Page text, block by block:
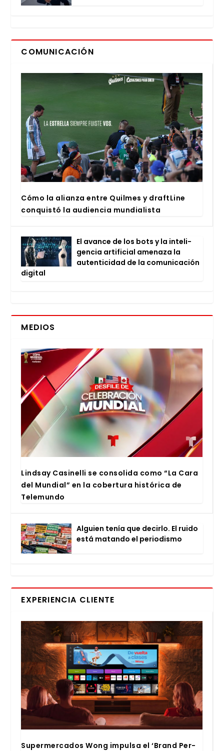
COMUNICACIÓN
Cómo la alian­za entre Quil­mes y draftLi­ne
con­quis­tó la audien­cia mun­dia­lis­ta
El avan­ce de los bots y la inte­li­
gen­cia arti­fi­cial ame­na­za la
auten­ti­ci­dad de la comu­ni­ca­ción
digi­tal
MEDIOS
Lind­say Casi­ne­lli se con­so­li­da como “La Cara
del Mun­dial” en la cober­tu­ra his­tó­ri­ca de
Tele­mun­do
Alguien tenía que decir­lo. El rui­do
está matan­do el perio­dis­mo
EXPERIENCIA CLIENTE
Super­mer­ca­dos Wong impul­sa el ‘Brand Per­